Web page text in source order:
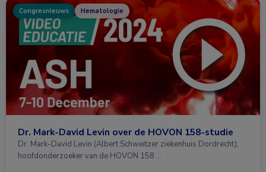
Congresnieuws Hematologie
Dr. Mark-David Levin over de HOVON 158-studie
Dr. Mark-David Levin (Albert Schweitzer ziekenhuis Dordrecht),
hoofdonderzoeker van de HOVON 158 …